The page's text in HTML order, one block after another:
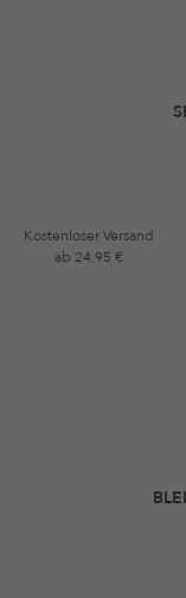
Kostenloser Versand
ab 24,95 €